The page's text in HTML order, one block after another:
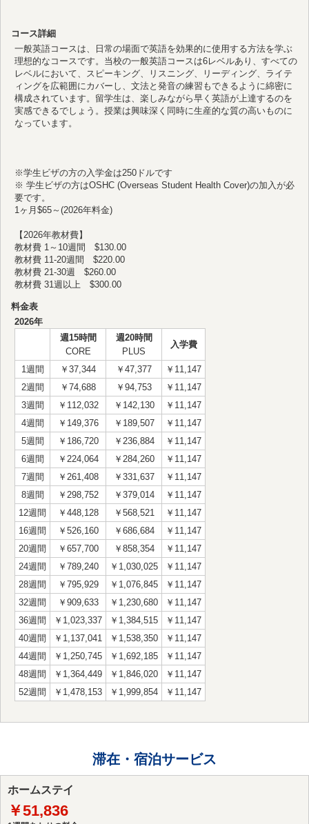
コース詳細
一般英語コースは、日常の場面で英語を効果的に使用する方法を学ぶ
理想的なコースです。当校の一般英語コースは6レベルあり、すべての
レベルにおいて、スピーキング、リスニング、リーディング、ライテ
ィングを広範囲にカバーし、文法と発音の練習もできるように綿密に
構成されています。留学生は、楽しみながら早く英語が上達するのを
実感できるでしょう。授業は興味深く同時に生産的な質の高いものに
なっています。
※学生ビザの方の入学金は250ドルです
※ 学生ビザの方はOSHC (Overseas Student Health Cover)の加入が必
要です。
1ヶ月$65～(2026年料金)
【2026年教材費】
教材費 1～10週間 $130.00
教材費 11-20週間 $220.00
教材費 21-30週 $260.00
教材費 31週以上 $300.00
料金表
2026年
週15時間
CORE
週20時間
PLUS
入学費
1週間 ￥37,344 ￥47,377
￥11,147
2週間
￥74,688 ￥94,753
￥11,147
3週間
￥112,032 ￥142,130
￥11,147
4週間
￥149,376 ￥189,507
￥11,147
5週間
￥186,720 ￥236,884
￥11,147
6週間
￥224,064 ￥284,260
￥11,147
7週間
￥261,408 ￥331,637
￥11,147
8週間
￥298,752 ￥379,014
￥11,147
12週間
￥448,128 ￥568,521
￥11,147
16週間
￥526,160 ￥686,684
￥11,147
20週間
￥657,700 ￥858,354
￥11,147
24週間
￥789,240 ￥1,030,025
￥11,147
28週間
￥795,929 ￥1,076,845
￥11,147
32週間
￥909,633 ￥1,230,680
￥11,147
36週間
￥1,023,337 ￥1,384,515
￥11,147
40週間
￥1,137,041 ￥1,538,350
￥11,147
44週間
￥1,250,745 ￥1,692,185
￥11,147
48週間
￥1,364,449 ￥1,846,020
￥11,147
52週間
￥1,478,153 ￥1,999,854 ￥11,147
滞在・宿泊サービス
ホームステイ
￥51,836